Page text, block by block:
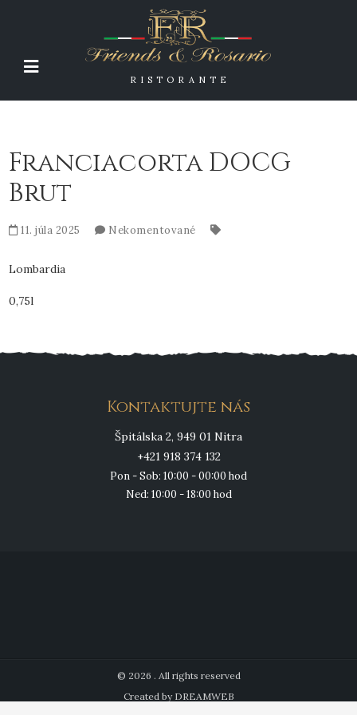
RISTORANTE
Franciacorta DOCG
Brut
11. júla 2025 Nekomentované
Lombardia
0,75l
Kontaktujte nás
Špitálska 2, 949 01 Nitra
+421 918 374 132
Pon - Sob: 10:00 - 00:00 hod
Ned: 10:00 - 18:00 hod
© 2026 . All rights reserved
Created by DREAMWEB